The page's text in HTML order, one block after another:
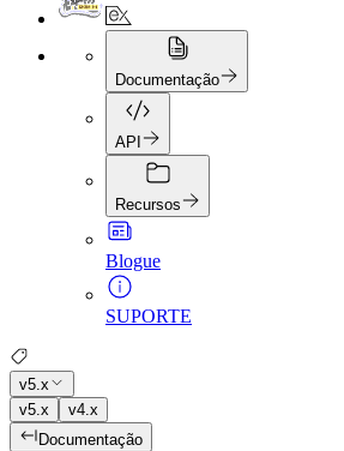
Documentação
API
Recursos
Blogue
SUPORTE
v5.x
v5.x
v4.x
Documentação